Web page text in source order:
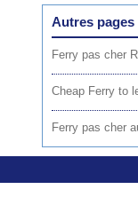
Autres pages
Ferry pas cher
Cheap Ferry to
Ferry pas cher